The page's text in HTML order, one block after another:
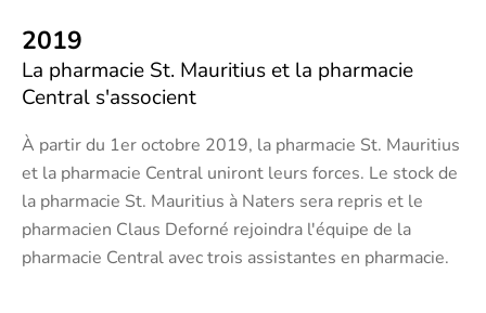
2019
La pharmacie St. Mauritius et la pharmacie
Central s'associent
À partir du 1er octobre 2019, la pharmacie St. Mauritius
et la pharmacie Central uniront leurs forces. Le stock de
la pharmacie St. Mauritius à Naters sera repris et le
pharmacien Claus Deforné rejoindra l'équipe de la
pharmacie Central avec trois assistantes en pharmacie.